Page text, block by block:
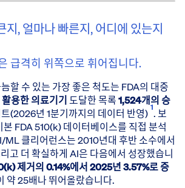
지, 얼마나 빠른지, 어디에 있는지
급격히 위쪽으로 휘어집니다.
할 수 있는 가장 좋은 척도는 FDA의 대중
용한 의료기기 도달한 목록1,524개의 승
(2026년 1분기까지의 데이터 반영) 1. 보
본 FDA 510(k) 데이터베이스를 직접 분석
ML 클리어런스는 2010년대 후반 소수에서
고 더 확실하게 AI은 다음에서 성장했습니
제거의 0.14%에서 2025년 3.57%로 증
약 25배나 뛰어올랐습니다.